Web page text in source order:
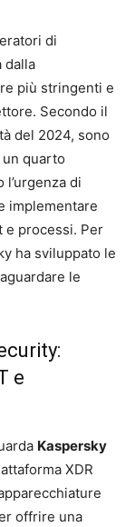
di
dalla
più stringenti e
Secondo il
del 2024, sono
quarto
di
implementare
e processi. Per
ha sviluppato le
le
e
Kaspersky
XDR
offrire una